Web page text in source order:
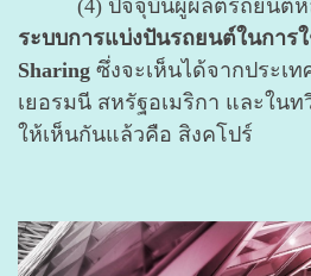
(4) ปัจจุบันผู้ผลิตรถยนต์หล
ระบบการแบ่งปันรถยนต์ในการ
Sharing ซึ่งจะเห็นได้จากประเ
เยอรมนี สหรัฐอเมริกา และในท
ให้เห็นกันแล้วคือ สิงคโปร์